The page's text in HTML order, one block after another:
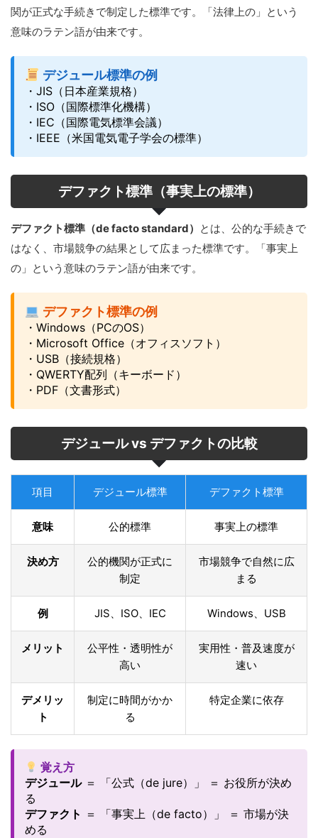
関が正式な手続きで制定した標準です。「法律上の」という
意味のラテン語が由来です。
デジュール標準の例
・JIS（日本産業規格）
・ISO（国際標準化機構）
・IEC（国際電気標準会議）
・IEEE（米国電気電子学会の標準）
デファクト標準（事実上の標準）
デファクト標準（de facto standard） とは、公的な手続きで
はなく、市場競争の結果として広まった標準です。「事実上
の」という意味のラテン語が由来です。
デファクト標準の例
・Windows（PCのOS）
・Microsoft Office（オフィスソフト）
・USB（接続規格）
・QWERTY配列（キーボード）
・PDF（文書形式）
デジュール vs デファクトの比較
項目 デジュール標準 デファクト標準
意味 公的標準 事実上の標準
決め方
公的機関が正式に
制定
市場競争で自然に広
まる
例 JIS、ISO、IEC Windows、USB
メリット
公平性・透明性が
高い
実用性・普及速度が
速い
デメリッ
ト
制定に時間がかか
る
特定企業に依存
覚え方
デジュール＝ 「公式（de jure）」 ＝ お役所が決め
る
デファクト ＝ 「事実上（de facto）」 ＝ 市場が決
める